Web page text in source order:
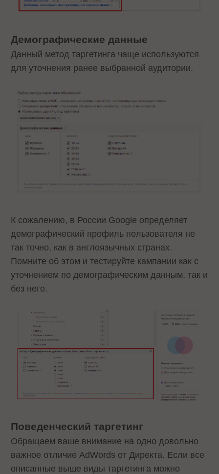
Демографические данные
Данный метод таргетинга чаще используются
для уточнения ранее выбранной аудитории.
К сожалению, в России Google определяет
демографический профиль пользователя не
так точно, как в англоязычных странах.
Помните об этом и тестируйте кампании как с
уточнением по демографическим данным, так и
без него.
Поведенческий таргетинг
Обращаем ваше внимание на одно довольно
важное отличие AdWords от Директа. Если все
описанные выше виды таргетинга можно